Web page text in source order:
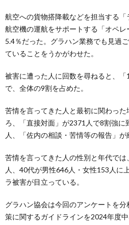
航空への貨物搭降載などを担当する「
航空機の運航をサポートする「オペ
5.4％だった。グラハン業務でも見過
ていることをうかがわせた。
被害に遭った人に回数を尋ねると、
で、全体の9割を占めた。
苦情を言ってきた人と最初に関わった
ろ、「直接対面」が2371人で8割強に
人、「佐内の相談・苦情等の報告」が
苦情を言ってきた人の性別と年代で
人、40代が男性646人・女性153人に
ラ被害が目立っている。
グラハン協会は今回のアンケートを
策に関するガイドラインを2024年度